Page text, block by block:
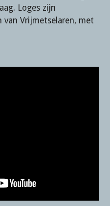
Loges zijn
van Vrijmetselaren, met